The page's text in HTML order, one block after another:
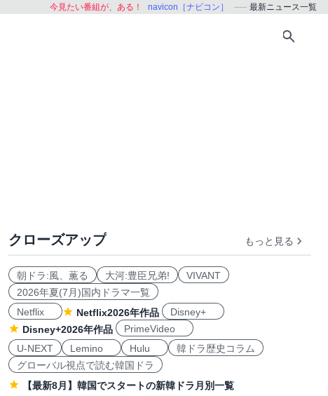
今見たい番組が、ある！ navicon［ナビコン］ 最新ニュース一覧
クローズアップ もっと見る
朝ドラ:風、薫る 大河:豊臣兄弟!
VIVANT
2026年夏(7月)国内ドラマ一覧
Netflix
Netflix2026年作品
Disney+
Disney+2026年作品
PrimeVideo
U-NEXT
Lemino Hulu
韓ドラ歴史コラム
グローバル視点で読む韓国ドラ
【最新8月】韓国でスタートの新韓ドラ月別一覧